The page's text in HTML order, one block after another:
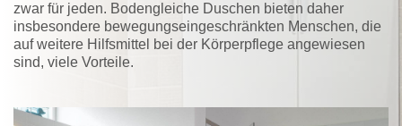
zwar für jeden. Bodengleiche Duschen bieten daher
insbesondere bewegungseingeschränkten Menschen, die
auf weitere Hilfsmittel bei der Körperpflege angewiesen
sind, viele Vorteile.